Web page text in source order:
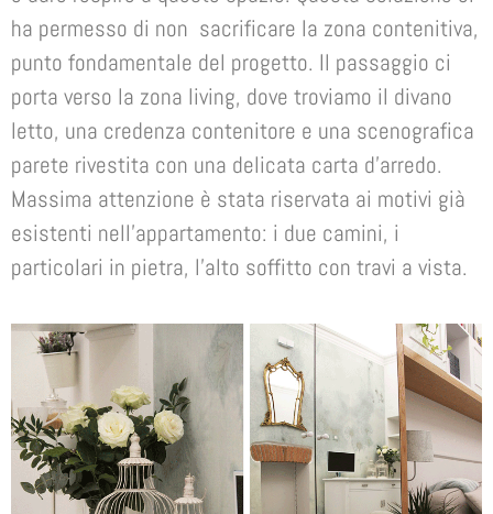
ha permesso di non sacrificare la zona contenitiva,
punto fondamentale del progetto. Il passaggio ci
porta verso la zona living, dove troviamo il divano
letto, una credenza contenitore e una scenografica
parete rivestita con una delicata carta d’arredo.
Massima attenzione è stata riservata ai motivi già
esistenti nell’appartamento: i due camini, i
particolari in pietra, l’alto soffitto con travi a vista.